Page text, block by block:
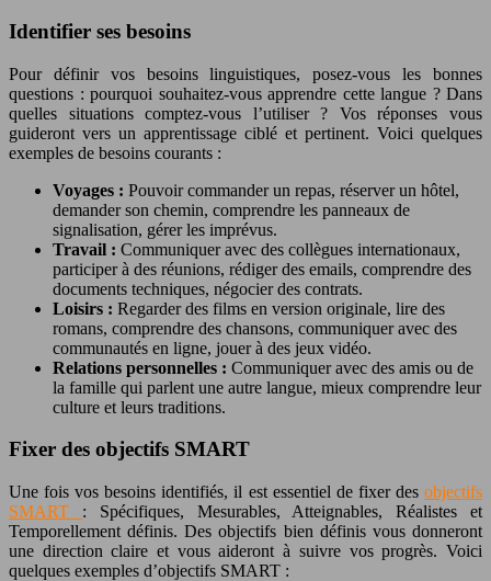
Identifier ses besoins
Pour définir vos besoins linguistiques, posez-vous les bonnes
questions : pourquoi souhaitez-vous apprendre cette langue ? Dans
quelles situations comptez-vous l’utiliser ? Vos réponses vous
guideront vers un apprentissage ciblé et pertinent. Voici quelques
exemples de besoins courants :
Voyages : Pouvoir commander un repas, réserver un hôtel,
demander son chemin, comprendre les panneaux de
signalisation, gérer les imprévus.
Travail : Communiquer avec des collègues internationaux,
participer à des réunions, rédiger des emails, comprendre des
documents techniques, négocier des contrats.
Loisirs : Regarder des films en version originale, lire des
romans, comprendre des chansons, communiquer avec des
communautés en ligne, jouer à des jeux vidéo.
Relations personnelles : Communiquer avec des amis ou de
la famille qui parlent une autre langue, mieux comprendre leur
culture et leurs traditions.
Fixer des objectifs SMART
Une fois vos besoins identifiés, il est essentiel de fixer des objectifs
SMART : Spécifiques, Mesurables, Atteignables, Réalistes et
Temporellement définis. Des objectifs bien définis vous donneront
une direction claire et vous aideront à suivre vos progrès. Voici
quelques exemples d’objectifs SMART :